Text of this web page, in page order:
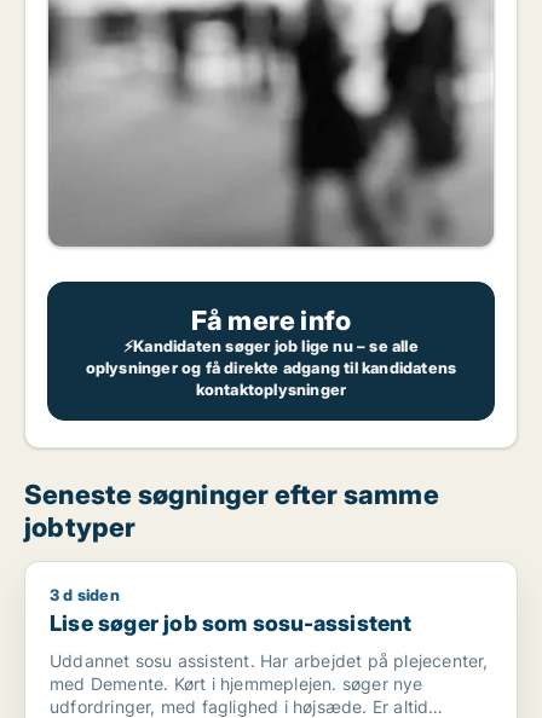
Få mere info
⚡Kandidaten søger job lige nu – se alle
oplysninger og få direkte adgang til kandidatens
kontaktoplysninger
Seneste søgninger efter samme
jobtyper
Lise søger job som sosu-assistent
3 d siden
Lise søger job som sosu-assistent
Uddannet sosu assistent. Har arbejdet på plejecenter,
med Demente. Kørt i hjemmeplejen. søger nye
udfordringer, med faglighed i højsæde. Er altid